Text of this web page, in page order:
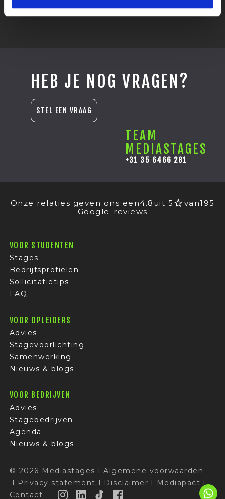
HEB JE NOG VRAGEN?
STEL EEN VRAAG
TEAM
MEDIASTAGES
+31 35 6466 281
Onze relaties geven ons een4.8 uit 5 van195
Google-reviews
VOOR STUDENTEN
Stages
Bedrijfsprofielen
Sollicitatietips
FAQ
VOOR OPLEIDERS
Advies
Stagevoorlichting
Samenwerking
Nieuws & blogs
VOOR BEDRIJVEN
Advies
Stagebedrijven
Agenda
Nieuws & blogs
© 2026 Mediastages I Algemene voorwaarden
I Privacy statement I Disclaimer I Mediapact I
Contact